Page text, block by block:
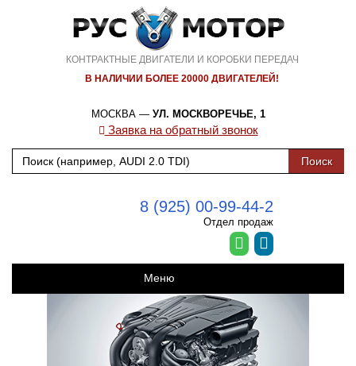
КОНТРАКТНЫЕ ДВИГАТЕЛИ И КОРОБКИ ПЕРЕДАЧ
В НАЛИЧИИ БОЛЕЕ 20000 ДВИГАТЕЛЕЙ!
МОСКВА — УЛ. МОСКВОРЕЧЬЕ, 1
Заявка на обратный звонок
8 (925) 00-99-44-2
Отдел продаж
Меню